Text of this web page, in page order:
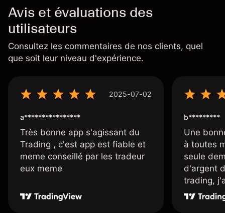
Avis et évaluations des
utilisateurs
Consultez les commentaires de nos clients, quel
que soit leur niveau d'expérience.
2025-07-02
a****************
Très bonne app s'agissant du
Trading , c'est app est fiable et
meme conseillé par les tradeur
eux meme
b*********
Une
à toutes
seule
d'argent
trading,
une carte